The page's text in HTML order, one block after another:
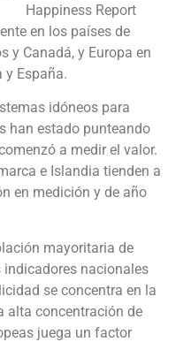
Happiness Report
en los países de
y Canadá, y Europa en
y España.
idóneos para
han estado punteando
a medir el valor.
e Islandia tienden a
en medición y de año
mayoritaria de
nacionales
se concentra en la
alta concentración de
juega un factor